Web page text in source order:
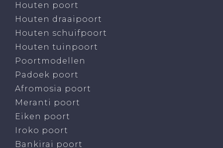
Houten poort
Houten draaipoort
Houten schuifpoort
Houten tuinpoort
Poortmodellen
Padoek poort
Afromosia poort
Meranti poort
Eiken poort
Iroko poort
Bankirai poort